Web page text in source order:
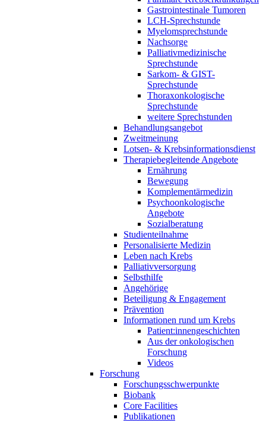
Gastrointestinale Tumoren
LCH-Sprechstunde
Myelomsprechstunde
Nachsorge
Palliativmedizinische
Sprechstunde
Sarkom- & GIST-
Sprechstunde
Thoraxonkologische
Sprechstunde
weitere Sprechstunden
Behandlungsangebot
Zweitmeinung
Lotsen- & Krebsinformationsdienst
Therapiebegleitende Angebote
Ernährung
Bewegung
Komplementärmedizin
Psychoonkologische
Angebote
Sozialberatung
Studienteilnahme
Personalisierte Medizin
Leben nach Krebs
Palliativversorgung
Selbsthilfe
Angehörige
Beteiligung & Engagement
Prävention
Informationen rund um Krebs
Patient:innengeschichten
Aus der onkologischen
Forschung
Videos
Forschung
Forschungsschwerpunkte
Biobank
Core Facilities
Publikationen